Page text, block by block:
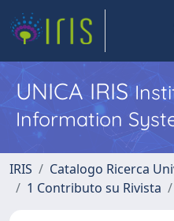
UNICA IRIS
Information
IRIS
Catalogo Ricerca
1 Contributo su Rivista